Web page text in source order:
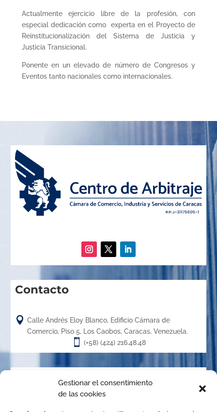
Gestionar el consentimiento
de las cookies
Actualmente ejercicio libre de la profesión, con
especial dedicación como experta en el Proyecto de
Reinstitucionalización del Sistema de Justicia y
Justicia Transicional.
Ponente en un elevado de número de Congresos y
Eventos tanto nacionales como internacionales.
Contacto
 Calle Andrés Eloy Blanco, Edificio Cámara de
Comercio, Piso 5, Los Caobos, Caracas, Venezuela.
 (+58) (424) 216.48.48
Acerca de